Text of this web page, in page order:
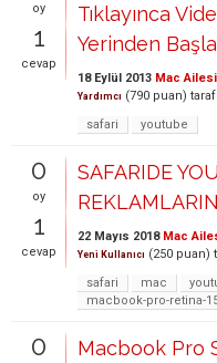
oy
1
cevap
Tıklayınca
Yerinden
18 Eylül 2013 Mac Ailesi
Yardımcı (790 puan)
safari
youtube
0
oy
1
cevap
SAFARIDE
22 Mayıs 2018 Mac
Yeni Kullanıcı (250 puan)
safari
mac
macbook-pro-retina-
0
Macbook Pro